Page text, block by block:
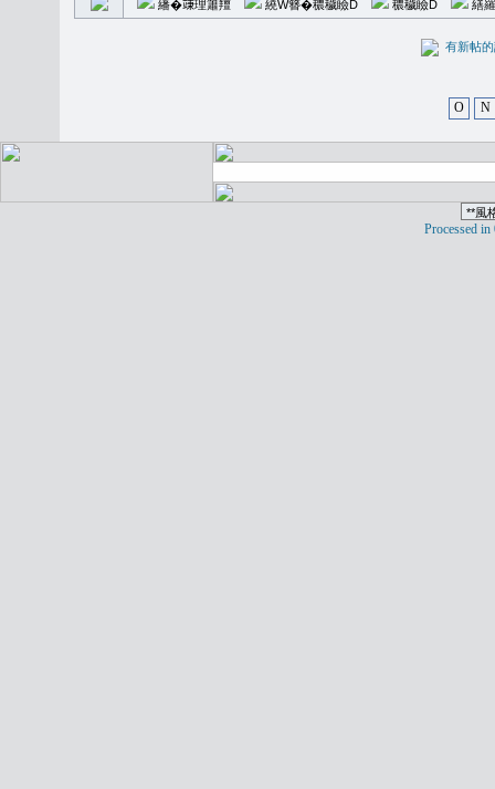
繙�𥪕理簫羶 繞W簪�穠穢瞼D 穠穢瞼D 繕
有新
O N
Processed